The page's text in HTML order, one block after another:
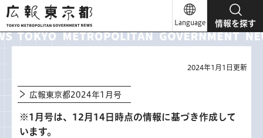
広報東京都
Language 情報を探す
2024年1月1日更新
広報東京都2024年1月号
※1月号は、12月14日時点の情報に基づき作成して
います。